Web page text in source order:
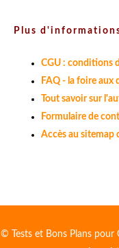
Plus
CGU : conditions
FAQ - la foire aux
Tout savoir sur
Formulaire de
Accès au sitemap
© Tests et Bons Plans